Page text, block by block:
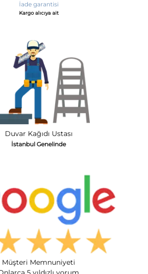
İade garantisi
Kargo alıcıya ait
Duvar Kağıdı Ustası
İstanbul Genelinde
Müşteri Memnuniyeti
5 yıldızlı yorum